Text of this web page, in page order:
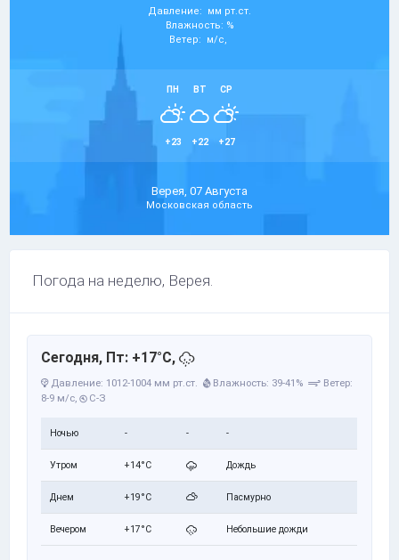
Давление: мм рт.ст.
Влажность: %
Ветер: м/с,
ПН
+23
ВТ
+22
СР
+27
Верея, 07 Августа
Московская область
Погода на неделю, Верея.
Сегодня, Пт: +17°C,
Давление: 1012-1004 мм рт.ст. Влажность: 39-41%
Ветер:
8-9 м/с, С-З
Ночью - - -
Утром +14°C Дождь
Днем +19°C Пасмурно
Вечером +17°C Небольшие дожди